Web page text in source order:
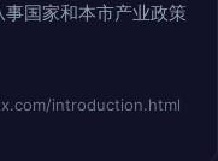
国家和本市产业政策
introduction.html